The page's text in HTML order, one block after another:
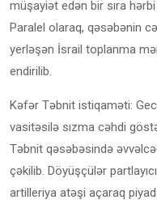
müşayiət edən bir sıra hərbi
Paralel olaraq, qəsəbənin
yerləşən İsrail toplanma
endirilib.
Kəfər Təbnit istiqaməti:
vasitəsilə sızma cəhdi
Təbnit qəsəbəsində
çəkilib. Döyüşçülər
artilleriya atəşi açaraq